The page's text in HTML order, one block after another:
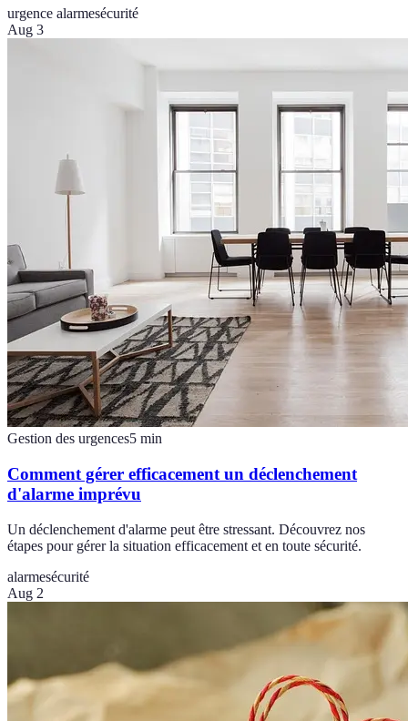
urgence alarmesécurité
Aug 3
Gestion des urgences5 min
Comment gérer efficacement un déclenchement
d'alarme imprévu
Un déclenchement d'alarme peut être stressant. Découvrez nos
étapes pour gérer la situation efficacement et en toute sécurité.
alarmesécurité
Aug 2